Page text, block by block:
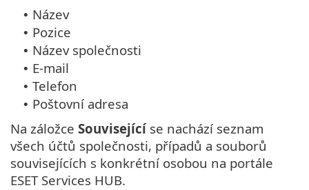
• Název
• Pozice
• Název společnosti
• E-mail
• Telefon
• Poštovní adresa
Na záložce Souvisejícíse nachází seznam
všech účtů společnosti, případů a souborů
souvisejících s konkrétní osobou na portále
ESET Services HUB.